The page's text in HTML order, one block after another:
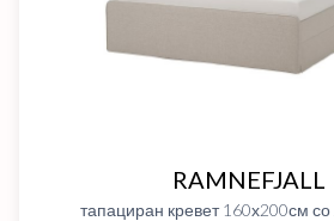
RAMNEFJALL
тапациран кревет 160х200см